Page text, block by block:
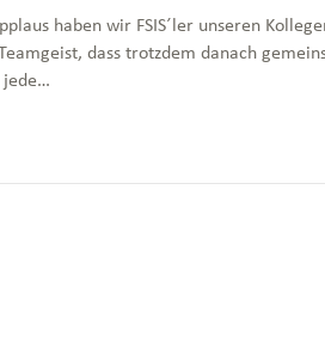
haben wir FSIS´ler unseren
dass trotzdem danach
jede…